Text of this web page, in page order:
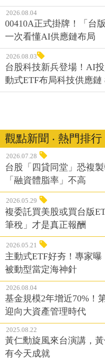
2026.08.04
00410A正式掛牌！「台
一次看懂AI供應鏈布局
2026.08.03
台股科技新兵登場！AI
動式ETF布局科技供應鏈
觀點新聞 ‧ 熱門排行
2026.07.28
台股「四貸同堂」恐複
「融資體脂率」不高
2026.05.29
複委託買美股或買台版
筆稅」才是真正報酬
2026.05.21
主動式ETF好夯！專家
被動型當定海神針
2026.08.04
基金規模2年增近70%！
迎向大資產管理時代
2025.08.22
黃仁勳旋風來台演講，
有今天成就